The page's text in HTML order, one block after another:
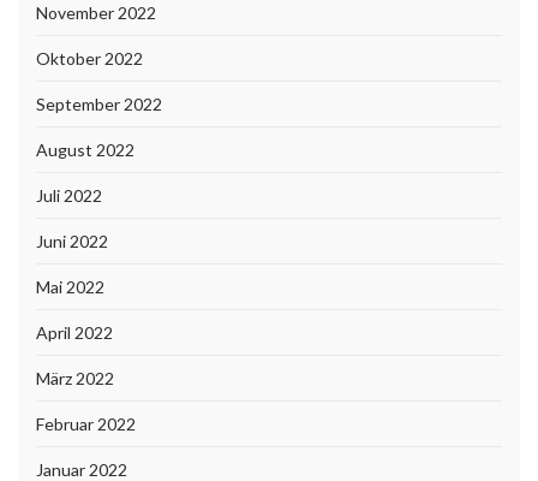
November 2022
Oktober 2022
September 2022
August 2022
Juli 2022
Juni 2022
Mai 2022
April 2022
März 2022
Februar 2022
Januar 2022